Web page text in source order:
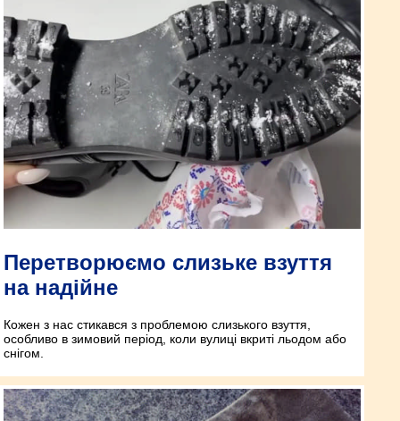
Перетворюємо слизьке взуття
на надійне
Кожен з нас стикався з проблемою слизького взуття,
особливо в зимовий період, коли вулиці вкриті льодом або
снігом.